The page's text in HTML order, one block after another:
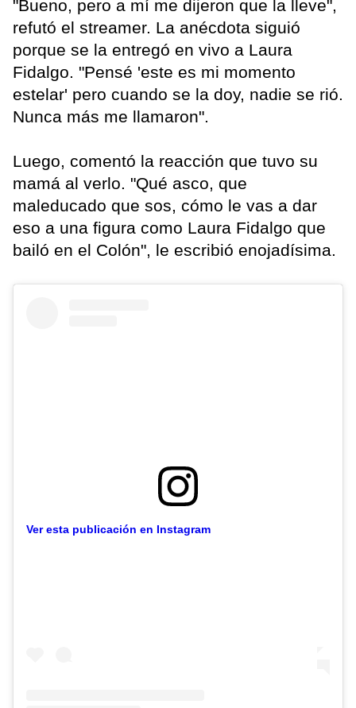
"Bueno, pero a mí me dijeron que la lleve",
refutó el streamer. La anécdota siguió
porque se la entregó en vivo a Laura
Fidalgo. "Pensé 'este es mi momento
estelar' pero cuando se la doy, nadie se rió.
Nunca más me llamaron".
Luego, comentó la reacción que tuvo su
mamá al verlo. "Qué asco, que
maleducado que sos, cómo le vas a dar
eso a una figura como Laura Fidalgo que
bailó en el Colón", le escribió enojadísima.
Ver esta publicación en Instagram